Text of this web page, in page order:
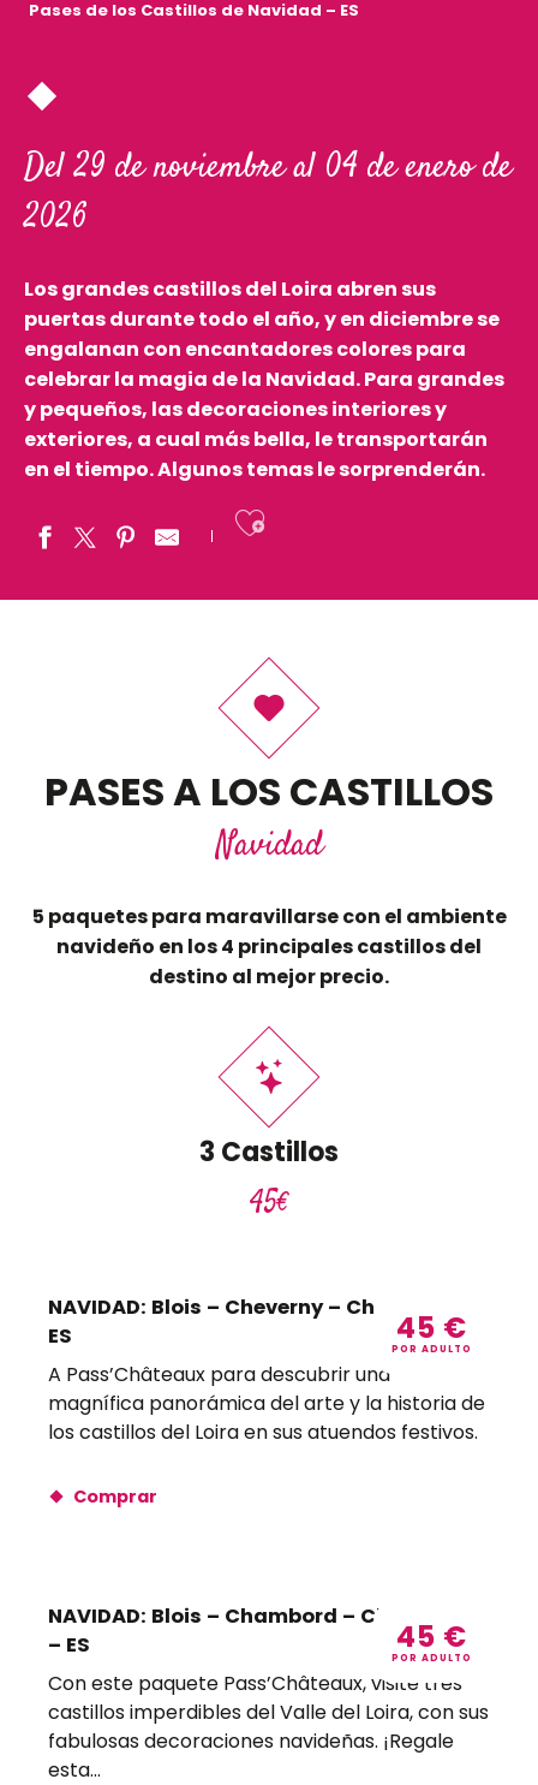
Pases de los Castillos de Navidad – ES
Del 29 de noviembre al 04 de enero de
2026
Los grandes castillos del Loira abren sus
puertas durante todo el año, y en diciembre se
engalanan con encantadores colores para
celebrar la magia de la Navidad. Para grandes
y pequeños, las decoraciones interiores y
exteriores, a cual más bella, le transportarán
en el tiempo. Algunos temas le sorprenderán.
Ajouter aux
PASES A LOS CASTILLOS
Navidad
5 paquetes para maravillarse con el ambiente
navideño en los 4 principales castillos del
destino al mejor precio.
3 Castillos
45€
NAVIDAD: Blois – Cheverny – Chaumont –
ES
A Pass’Châteaux para descubrir una
magnífica panorámica del arte y la historia de
los castillos del Loira en sus atuendos festivos.
45 €
POR ADULTO
Comprar
NAVIDAD: Blois – Chambord – Chaumont
– ES
Con este paquete Pass’Châteaux, visite tres
castillos imperdibles del Valle del Loira, con sus
fabulosas decoraciones navideñas. ¡Regale
esta...
45 €
POR ADULTO